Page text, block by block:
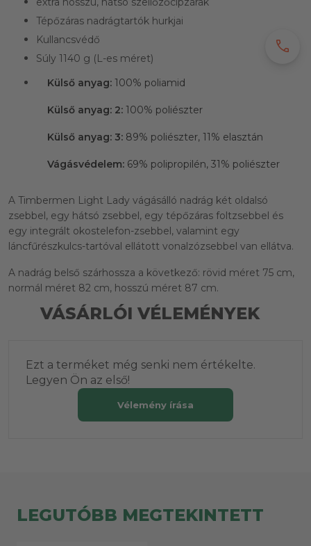
Tépőzáras nadrágtartók hurkjai
Kullancsvédő
Súly 1140 g (L-es méret)
Külső anyag: 100% poliamid
Külső anyag: 2: 100% poliészter
Külső anyag: 3: 89% poliészter, 11% elasztán
Vágásvédelem: 69% polipropilén, 31% poliészter
A Timbermen Light Lady vágásálló nadrág két oldalsó
zsebbel, egy hátsó zsebbel, egy tépőzáras foltzsebbel és
egy integrált okostelefon-zsebbel, valamint egy
láncfűrészkulcs-tartóval ellátott vonalzózsebbel van ellátva.
A nadrág belső szárhossza a következő: rövid méret 75 cm,
normál méret 82 cm, hosszú méret 87 cm.
VÁSÁRLÓI VÉLEMÉNYEK
Ezt a terméket még senki nem értékelte.
Legyen Ön az első!
Vélemény írása
LEGUTÓBB MEGTEKINTETT
call